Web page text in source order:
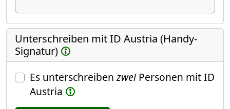
Unterschreiben mit ID Austria (Handy-
Signatur)
Es unterschreibenzweiPersonen mit ID
Austria